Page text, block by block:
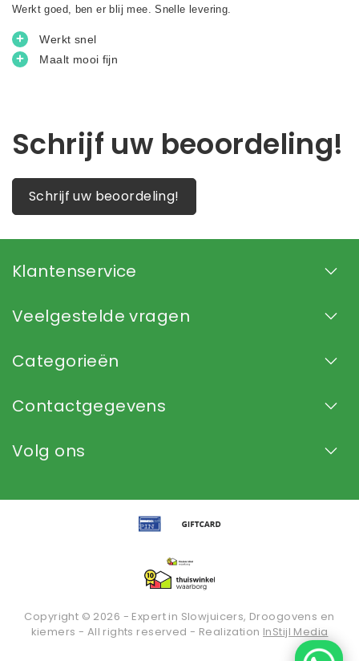
Schrijf uw beoordeling!
Schrijf uw beoordeling!
Klantenservice
Veelgestelde vragen
Categorieën
Contactgegevens
Volg ons
Copyright © 2026 - Expert in Slowjuicers, Droogovens en
kiemers - All rights reserved - Realization InStijl Media